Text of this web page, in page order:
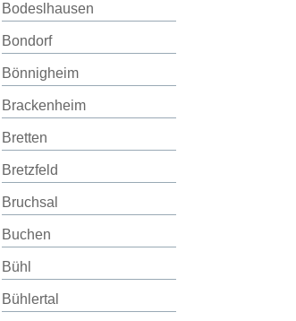
Bodeslhausen
Bondorf
Bönnigheim
Brackenheim
Bretten
Bretzfeld
Bruchsal
Buchen
Bühl
Bühlertal